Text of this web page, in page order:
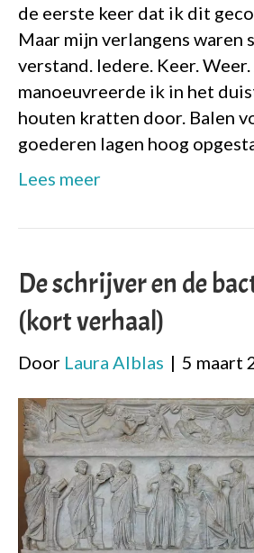
de eerste keer dat ik dit
Maar mijn verlangens waren
verstand. Iedere. Keer.
manoeuvreerde ik in het
houten kratten door. Balen
goederen lagen hoog
Lees meer
De schrijver en de
(kort verhaal)
Door Laura Alblas | 5 maart